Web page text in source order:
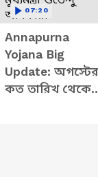
Annapurna
Yojana Big
Update: অগস্টের
কত তারিখ থেকে
07:20